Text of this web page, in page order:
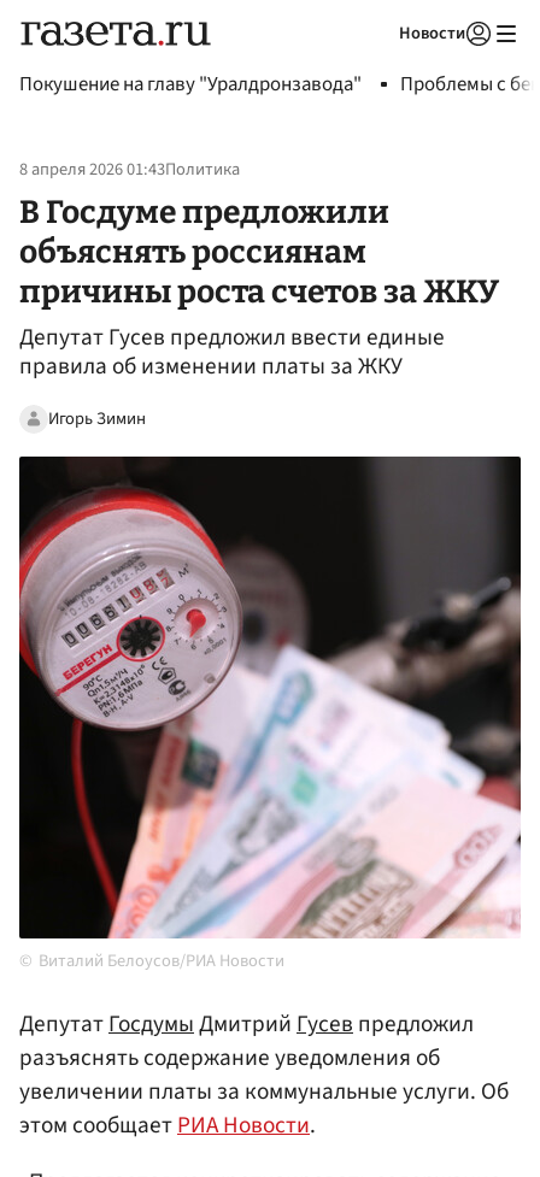
Новости
Покушение на главу "Уралдронзавода" Проблемы с
8 апреля 2026 01:43Политика
В Госдуме предложили
объяснять россиянам
причины роста счетов за ЖКУ
Депутат Гусев предложил ввести единые
правила об изменении платы за ЖКУ
Игорь Зимин
Виталий Белоусов/РИА Новости
ДепутатГосдумыДмитрийГусевпредложил
разъяснять содержание уведомления об
увеличении платы за коммунальные услуги. Об
этом сообщаетРИА Новости.